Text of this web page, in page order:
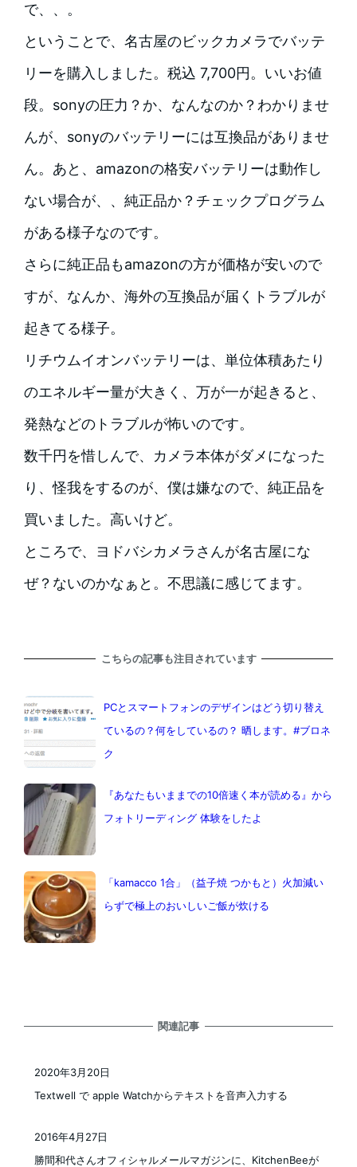
で、、。
ということで、名古屋のビックカメラでバッテ
リーを購入しました。税込 7,700円。いいお値
段。sonyの圧力？か、なんなのか？わかりませ
んが、sonyのバッテリーには互換品がありませ
ん。あと、amazonの格安バッテリーは動作し
ない場合が、、純正品か？チェックプログラム
がある様子なのです。
さらに純正品もamazonの方が価格が安いので
すが、なんか、海外の互換品が届くトラブルが
起きてる様子。
リチウムイオンバッテリーは、単位体積あたり
のエネルギー量が大きく、万が一が起きると、
発熱などのトラブルが怖いのです。
数千円を惜しんで、カメラ本体がダメになった
り、怪我をするのが、僕は嫌なので、純正品を
買いました。高いけど。
ところで、ヨドバシカメラさんが名古屋にな
ぜ？ないのかなぁと。不思議に感じてます。
こちらの記事も注目されています
PCとスマートフォンのデザインはどう切り替え
ているの？何をしているの？ 晒します。#ブロネ
ク
『あなたもいままでの10倍速く本が読める』から
フォトリーディング 体験をしたよ
「kamacco 1合」（益子焼 つかもと）火加減い
らずで極上のおいしいご飯が炊ける
関連記事
Textwell で apple Watchからテキストを音声入力する
2020年3月20日
勝間和代さんオフィシャルメールマガジンに、KitchenBeeが
投稿日
2016年4月27日